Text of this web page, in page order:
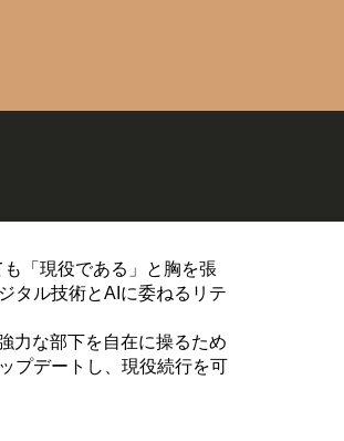
「現役である」と胸を張
タル技術とAIに委ねるリテ
力な部下を自在に操るため
プデートし、現役続行を可